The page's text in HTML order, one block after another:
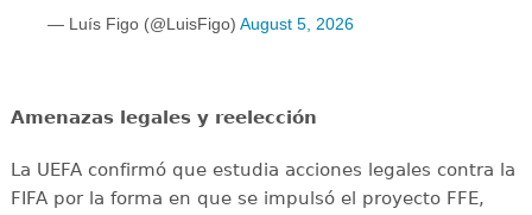
— Luís Figo (@LuisFigo) August 5, 2026
Amenazas legales y reelección
La UEFA confirmó que estudia acciones legales contra la
FIFA por la forma en que se impulsó el proyecto FFE,